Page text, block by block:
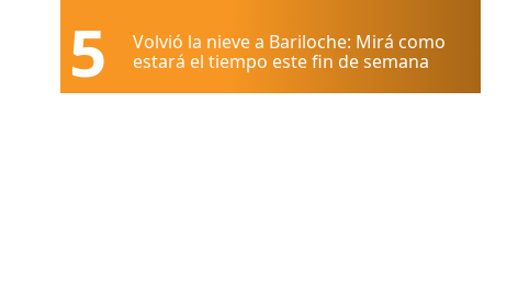
5
Volvió la nieve a Bariloche: Mirá como
estará el tiempo este fin de semana